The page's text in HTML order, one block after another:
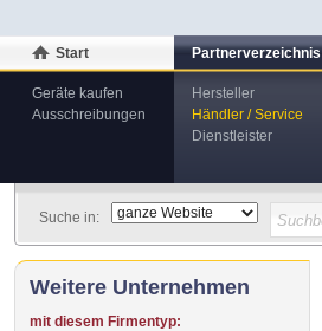
Start
Geräte kaufen
Ausschreibungen
Partnerverzeichnis
Hersteller
Händler / Service
Dienstleister
Suche in:
Weitere Unternehmen
mit diesem Firmentyp: